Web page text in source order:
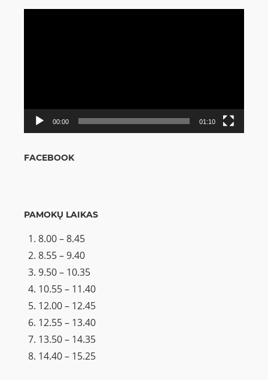
00:00 01:10
FACEBOOK
PAMOKŲ LAIKAS
8.00 – 8.45
8.55 – 9.40
9.50 – 10.35
10.55 – 11.40
12.00 – 12.45
12.55 – 13.40
13.50 – 14.35
14.40 – 15.25